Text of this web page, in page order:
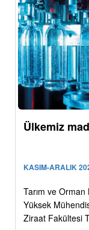
Ülkemiz
KASIM-ARALIK
Tarım ve Orman
Yüksek
Ziraat Fakültesi